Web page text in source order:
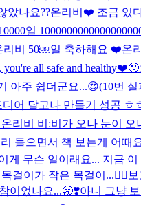
았나요??온리비❤️ 조금 있
일
리비 50￼일 축하해요 ❤️온
all safe and healthy❤️🙂
아주 쉽더군요...😍(10번
어 달고나 만들기 성공 ㅎ
리비 비:비가 오나 눈이 오
들으면서 책 보는게 어때
무슨 일이래요... 지금
걸이가 작은 목걸이...❤️‍🔥
이었나요...🥱❣️아니 그냥